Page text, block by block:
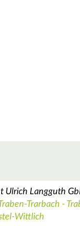
Ulrich Langguth
Trarbach -
Wittlich